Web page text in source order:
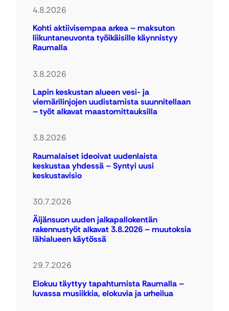
4.8.2026
Kohti aktiivisempaa arkea – maksuton
liikuntaneuvonta työikäisille käynnistyy
Raumalla
3.8.2026
Lapin keskustan alueen vesi- ja
viemärilinjojen uudistamista suunnitellaan
– työt alkavat maastomittauksilla
3.8.2026
Raumalaiset ideoivat uudenlaista
keskustaa yhdessä – Syntyi uusi
keskustavisio
30.7.2026
Äijänsuon uuden jalkapallokentän
rakennustyöt alkavat 3.8.2026 – muutoksia
lähialueen käytössä
29.7.2026
Elokuu täyttyy tapahtumista Raumalla –
luvassa musiikkia, elokuvia ja urheilua